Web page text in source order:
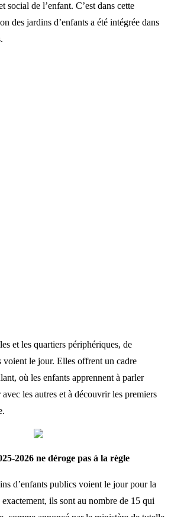
social de l’enfant. C’est dans cette
des jardins d’enfants a été intégrée dans
et les quartiers périphériques, de
voient le jour. Elles offrent un cadre
où les enfants apprennent à parler
les autres et à découvrir les premiers
2026 ne déroge pas à la règle
d’enfants publics voient le jour pour la
ils sont au nombre de 15 qui